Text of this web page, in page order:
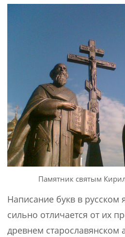
Памятник святым
Написание букв в русском
сильно отличается от их
древнем старославянском